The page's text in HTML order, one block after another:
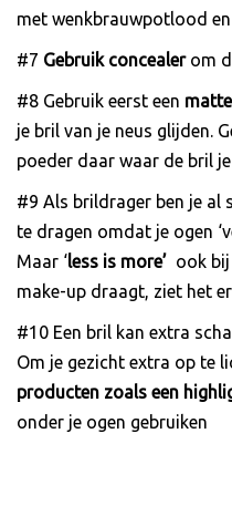
met wenkbrauwpotlood
#7 Gebruik concealerom
#8 Gebruik eerst een
je bril van je neus glijden.
poeder daar waar de bril
#9 Als brildrager ben je al
te dragen omdat je ogen
Maar ‘less is more’ ook
make-up draagt, ziet het
#10 Een bril kan extra
Om je gezicht extra op te
producten zoals een
onder je ogen gebruiken